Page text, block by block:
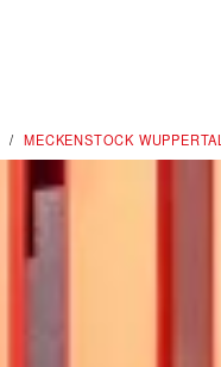
‭MECKENSTOCK WUPPERTAL‬